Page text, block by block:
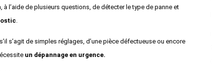
à l’aide de plusieurs questions, de détecter le type de panne et
s’agit de simples réglages, d’une pièce défectueuse ou encore
un dépannage en urgence.